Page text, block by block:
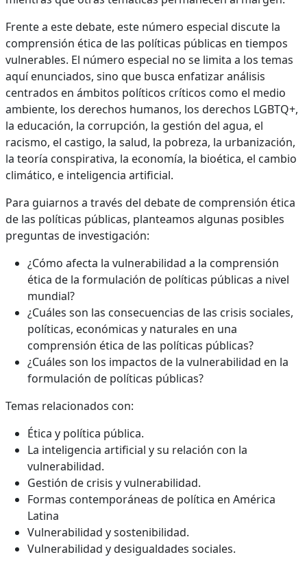
Frente a este debate, este número especial discute la
comprensión ética de las políticas públicas en tiempos
vulnerables. El número especial no se limita a los temas
aquí enunciados, sino que busca enfatizar análisis
centrados en ámbitos políticos críticos como el medio
ambiente, los derechos humanos, los derechos LGBTQ+,
la educación, la corrupción, la gestión del agua, el
racismo, el castigo, la salud, la pobreza, la urbanización,
la teoría conspirativa, la economía, la bioética, el cambio
climático, e inteligencia artificial.
Para guiarnos a través del debate de comprensión ética
de las políticas públicas, planteamos algunas posibles
preguntas de investigación:
¿Cómo afecta la vulnerabilidad a la comprensión
ética de la formulación de políticas públicas a nivel
mundial?
¿Cuáles son las consecuencias de las crisis sociales,
políticas, económicas y naturales en una
comprensión ética de las políticas públicas?
¿Cuáles son los impactos de la vulnerabilidad en la
formulación de políticas públicas?
Temas relacionados con:
Ética y política pública.
La inteligencia artificial y su relación con la
vulnerabilidad.
Gestión de crisis y vulnerabilidad.
Formas contemporáneas de política en América
Latina
Vulnerabilidad y sostenibilidad.
Vulnerabilidad y desigualdades sociales.